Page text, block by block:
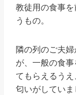
教徒用の食事
うもの。
隣の列のご夫
が、一般の食
てもらえるう
匂いがしていま